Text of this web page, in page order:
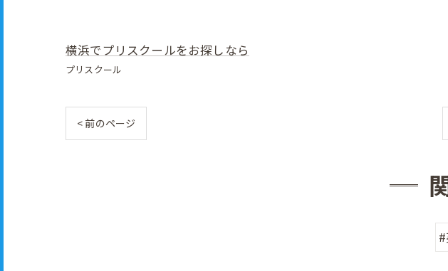
横浜でプリスクールをお探しなら
プリスクール
< 前のページ